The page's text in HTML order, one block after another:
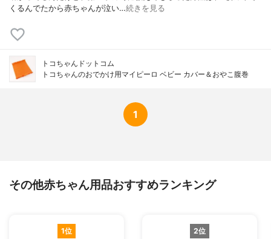
くるんでたから赤ちゃんが泣い…続きを見る
トコちゃんドットコム
トコちゃんのおでかけ用マイピーロ ベビー カバー＆おやこ腹巻
1
その他赤ちゃん用品おすすめランキング
1位 2位